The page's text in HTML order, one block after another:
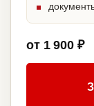
от 1 900 ₽